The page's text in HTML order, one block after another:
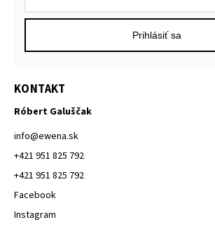
Prihlásiť sa
KONTAKT
Róbert Galuščak
info@ewena.sk
+421 951 825 792
+421 951 825 792
Facebook
Instagram